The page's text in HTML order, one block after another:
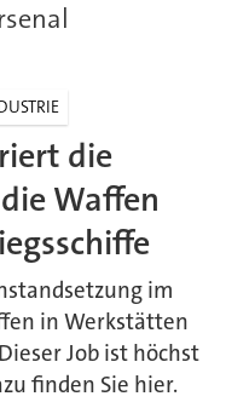
die
Waffen
im
in Werkstätten
Job ist höchst
finden Sie hier.